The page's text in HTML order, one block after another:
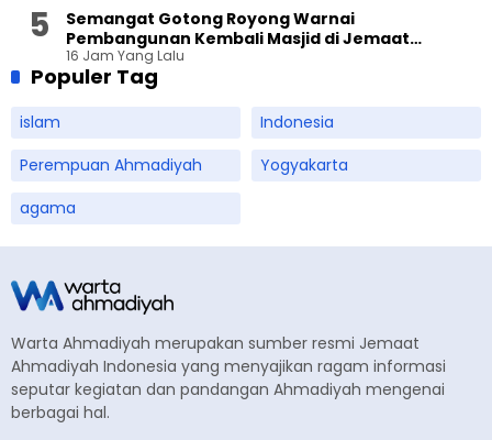
Semangat Gotong Royong Warnai
Pembangunan Kembali Masjid di Jemaat
Ahmadiyah Sukapura
16 Jam Yang Lalu
Populer Tag
islam
Indonesia
Perempuan Ahmadiyah
Yogyakarta
agama
Warta Ahmadiyah merupakan sumber resmi Jemaat
Ahmadiyah Indonesia yang menyajikan ragam informasi
seputar kegiatan dan pandangan Ahmadiyah mengenai
berbagai hal.